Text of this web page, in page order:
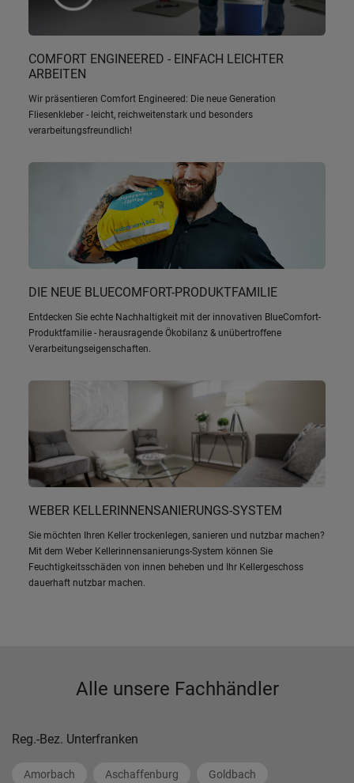
COMFORT ENGINEERED - EINFACH LEICHTER
ARBEITEN
Wir präsentieren Comfort Engineered: Die neue Generation
Fliesenkleber - leicht, reichweitenstark und besonders
verarbeitungsfreundlich!
DIE NEUE BLUECOMFORT-PRODUKTFAMILIE
Entdecken Sie echte Nachhaltigkeit mit der innovativen BlueComfort-
Produktfamilie - herausragende Ökobilanz & unübertroffene
Verarbeitungseigenschaften.
WEBER KELLERINNENSANIERUNGS-SYSTEM
Sie möchten Ihren Keller trockenlegen, sanieren und nutzbar machen?
Mit dem Weber Kellerinnensanierungs-System können Sie
Feuchtigkeitsschäden von innen beheben und Ihr Kellergeschoss
dauerhaft nutzbar machen.
Alle unsere Fachhändler
Reg.-Bez. Unterfranken
Amorbach Aschaffenburg Goldbach